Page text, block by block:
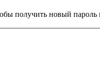
получить новый пароль